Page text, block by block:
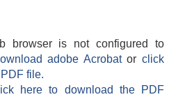
browser is not configured to
adobe Acrobatorclick
file.
here to download the PDF